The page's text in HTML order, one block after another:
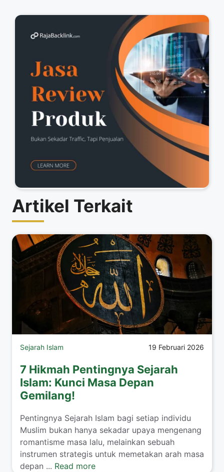
Artikel Terkait
Sejarah Islam 19 Februari 2026
7 Hikmah Pentingnya Sejarah
Islam: Kunci Masa Depan
Gemilang!
Pentingnya Sejarah Islam bagi setiap individu
Muslim bukan hanya sekadar upaya mengenang
romantisme masa lalu, melainkan sebuah
instrumen strategis untuk memetakan arah masa
depan ... Read more